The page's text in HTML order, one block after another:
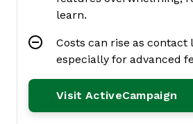
learn.
Costs can rise as contact
especially for advanced
Visit ActiveCampaign